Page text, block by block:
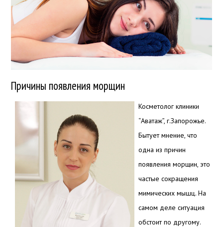
Причины появления морщин
Косметолог клиники
“Аватаж”, г.Запорожье.
Бытует мнение, что
одна из причин
появления морщин, это
частые сокращения
мимических мышц. На
самом деле ситуация
обстоит по другому.